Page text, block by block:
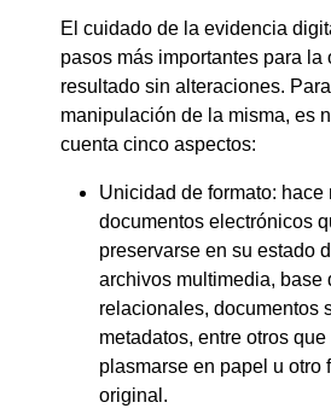
El cuidado de la evidencia
pasos más importantes para la
resultado sin alteraciones.
manipulación de la misma, es
cuenta cinco aspectos:
Unicidad de formato:
documentos electrónicos
preservarse en su estado
archivos multimedia, base
relacionales, documentos
metadatos, entre otros
plasmarse en papel u otro
original.